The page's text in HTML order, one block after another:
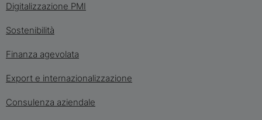
Digitalizzazione PMI
Sostenibilità
Finanza agevolata
Export e internazionalizzazione
Consulenza aziendale